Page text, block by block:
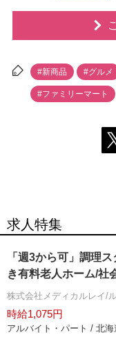
#新商品 #グルメ
#ファミリーマート
求人特集
「週3から可」調理
き有料老人ホーム/社
株式会社メディカルレイ/
時給1,075円
アルバイト・パート / 北海